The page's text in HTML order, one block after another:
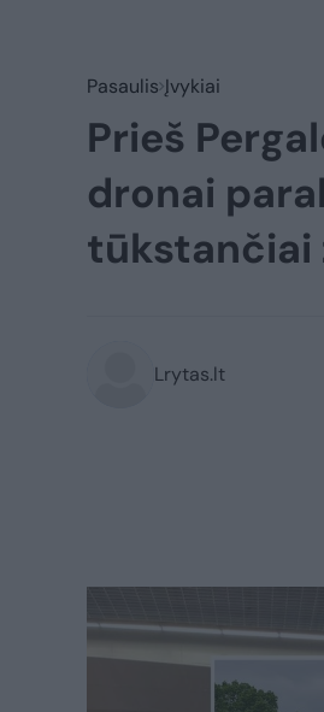
Pasaulis Įvykiai
Prieš
dronai
tūkstančiai
Lrytas.lt